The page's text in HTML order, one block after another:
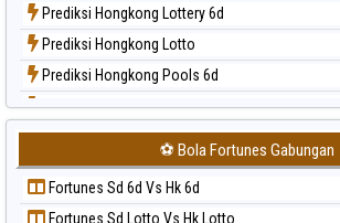
Paito Harian Pennsylvania Day
Paito Harian Sao Paulo
Paito Harian Singapore
Paito Harian Sydney
Paito Harian Sydney Lottery
Paito Harian Sydney Lottery 6d
Paito Harian Sydney Lotto
Prediksi Hongkong Lottery 6d
Prediksi Hongkong Lotto
Prediksi Hongkong Pools 6d
Prediksi Japan
Prediksi Japan 6d
Prediksi Korea
Prediksi Kuda Lari
⚽ Bola Fortunes Gabungan
Fortunes Sd 6d Vs Hk 6d
Fortunes Sd Lotto Vs Hk Lotto